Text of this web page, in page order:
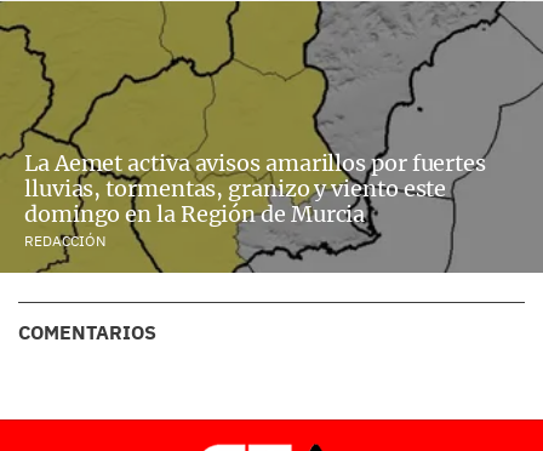
La Aemet activa avisos amarillos por fuertes
lluvias, tormentas, granizo y viento este
domingo en la Región de Murcia
REDACCIÓN
COMENTARIOS